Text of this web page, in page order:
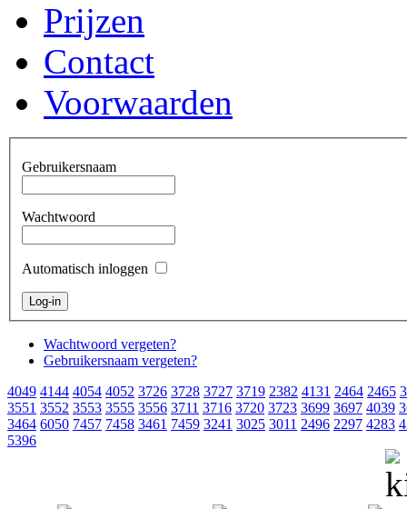
Prijzen
Contact
Voorwaarden
Gebruikersnaam
Wachtwoord
Automatisch inloggen
Wachtwoord vergeten?
Gebruikersnaam vergeten?
4049 4144 4054 4052 3726 3728 3727 3719 2382 4131 2464 2465
3551 3552 3553 3555 3556 3711 3716 3720 3723 3699 3697 4039
3464 6050 7457 7458 3461 7459 3241 3025 3011 2496 2297 4283
5396